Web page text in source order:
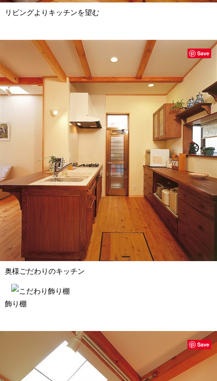
リビングよりキッチンを望む
奥様ごだわりのキッチン
飾り棚
Save
Save